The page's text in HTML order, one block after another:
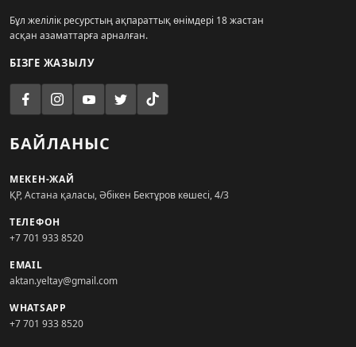
Бұл желілік ресурстың ақпараттық өнімдері 18 жастан
асқан азаматтарға арналған.
БІЗГЕ ЖАЗЫЛУ
БАЙЛАНЫС
МЕКЕН-ЖАЙ
ҚР, Астана қаласы, Әбікен Бектұров көшесі, 4/3
ТЕЛЕФОН
+7 701 933 8520
EMAIL
aktan.yeltay@gmail.com
WHATSAPP
+7 701 933 8520